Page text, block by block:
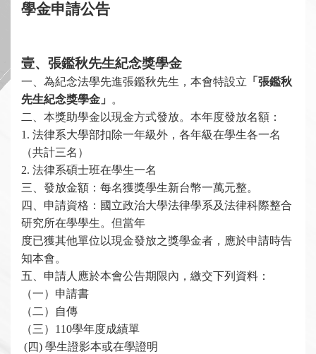
學金申請公告
壹、張鑑秋先生紀念獎學金
一、 為紀念法學先進張鑑秋先生，本會特設立 「張鑑秋
先生紀念獎學金」
。
二、本獎助學金以現金方式發放。本年度發放名額：
1. 法律系大學部扣除一年級外，各年級在學生各一名
（共計三名）
2. 法律系碩士班在學生一名
三、發放金額：每名獲獎學生新台幣一萬元整。
四、申請資格：國立政治大學法律學系及法律科際整合
研究所在學學生。但當年
度已獲其他單位以現金發放之獎學金者，應於申請時告
知本會。
五、申請人應於本會公告期限內，繳交下列資料：
（一）申請書
（二）自傳
（三）110學年度成績單
(四) 學生證影本或在學證明